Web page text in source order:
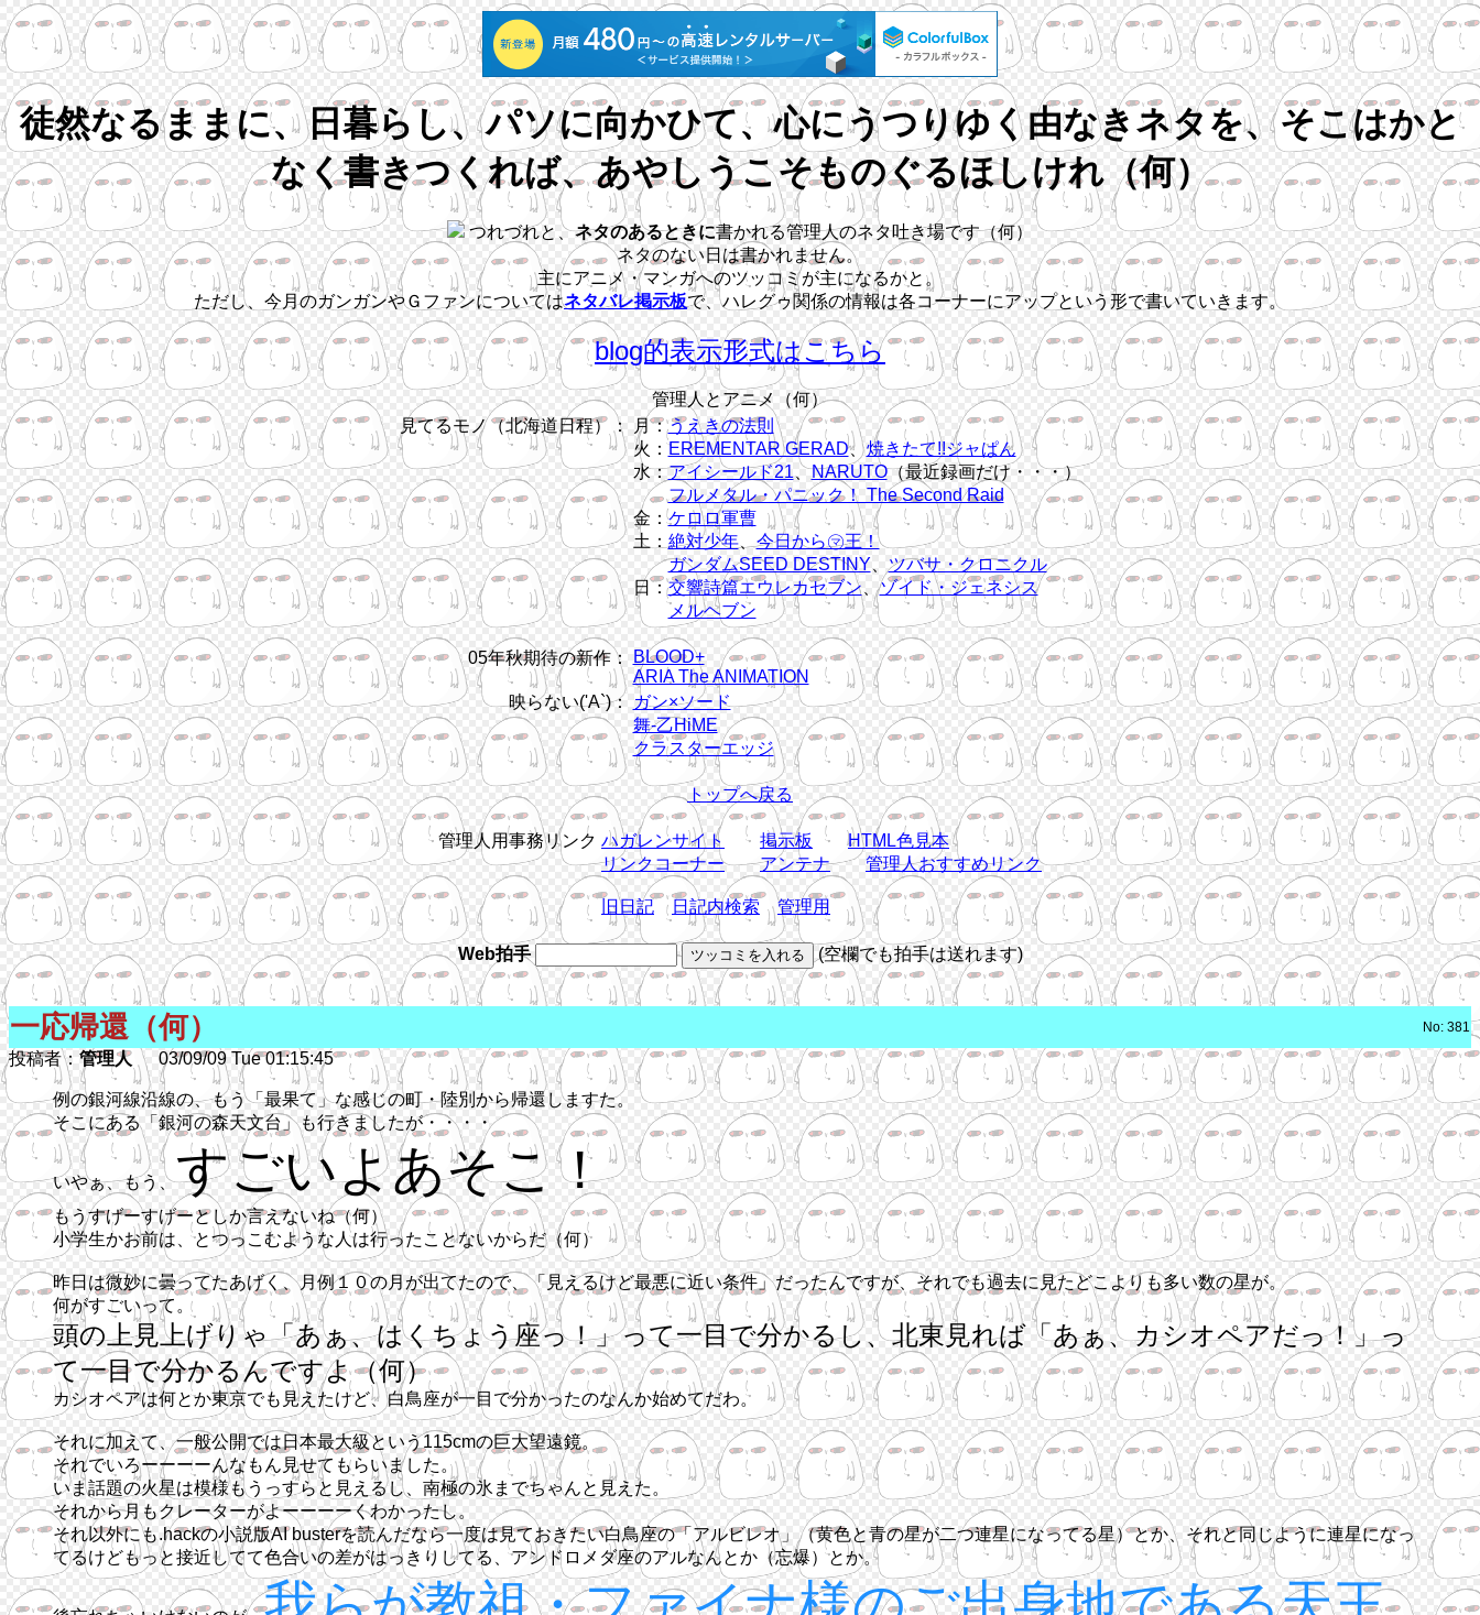
徒然なるままに、日暮らし、パソに向かひて、心にうつりゆく由なきネタを、そこはかと
なく書きつくれば、あやしうこそものぐるほしけれ（何）
つれづれと、ネタのあるときに書かれる管理人のネタ吐き場です（何）
ネタのない日は書かれません。
主にアニメ・マンガへのツッコミが主になるかと。
ただし、今月のガンガンやＧファンについてはネタバレ掲示板で、ハレグゥ関係の情報は各コーナーにアップという形で書いていきます。
blog的表示形式はこちら
管理人とアニメ（何）
見てるモノ（北海道日程）：
月：うえきの法則
火：EREMENTAR GERAD、焼きたて!!ジャぱん
水：アイシールド21、NARUTO（最近録画だけ・・・）
フルメタル・パニック！ The Second Raid
金：ケロロ軍曹
土： 絶対少年、 今日から㋮王！
ガンダムSEED DESTINY、 ツバサ・クロニクル
日：交響詩篇エウレカセブン 、ゾイド・ジェネシス
メルヘブン
05年秋期待の新作：
BLOOD+
ARIA The ANIMATION
映らない('A`)： ガン×ソード
舞-乙HiME
クラスターエッジ
トップへ戻る
管理人用事務リンク ハガレンサイト 掲示板
HTML色見本
リンクコーナー
アンテナ 管理人おすすめリンク
旧日記 日記内検索 管理用
Web拍手 (空欄でも拍手は送れます)
一応帰還（何） No: 381
投稿者： 管理人 03/09/09 Tue 01:15:45
例の銀河線沿線の、もう「最果て」な感じの町・陸別から帰還しますた。
そこにある「銀河の森天文台」も行きましたが・・・・
いやぁ、もう、すごいよあそこ！
もうすげーすげーとしか言えないね（何）
小学生かお前は、とつっこむような人は行ったことないからだ（何）
昨日は微妙に曇ってたあげく、月例１０の月が出てたので、「見えるけど最悪に近い条件」だったんですが、それでも過去に見たどこよりも多い数の星が。
何がすごいって。
頭の上見上げりゃ「あぁ、はくちょう座っ！」って一目で分かるし、北東見れば「あぁ、カシオペアだっ！」っ
て一目で分かるんですよ（何）
カシオペアは何とか東京でも見えたけど、白鳥座が一目で分かったのなんか始めてだわ。
それに加えて、一般公開では日本最大級という115cmの巨大望遠鏡。
それでいろーーーーんなもん見せてもらいました。
いま話題の火星は模様もうっすらと見えるし、南極の氷までちゃんと見えた。
それから月もクレーターがよーーーーくわかったし。
それ以外にも.hackの小説版AI busterを読んだなら一度は見ておきたい白鳥座の「アルビレオ」（黄色と青の星が二つ連星になってる星）とか、それと同じように連星になっ
てるけどもっと接近してて色合いの差がはっきりしてる、アンドロメダ座のアルなんとか（忘爆）とか。